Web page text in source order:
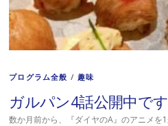
プログラム全般 /趣味
ガルパン4話公開中です
数か月前から、『ダイヤのA』のアニメを